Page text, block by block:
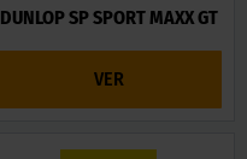
DUNLOP SP SPORT MAXX GT
VER